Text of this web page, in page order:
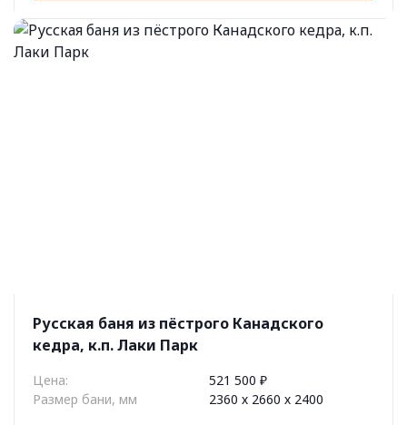
Русская баня из пёстрого Канадского
кедра, к.п. Лаки Парк
Цена:
521 500 ₽
Размер бани, мм
2360 х 2660 х 2400